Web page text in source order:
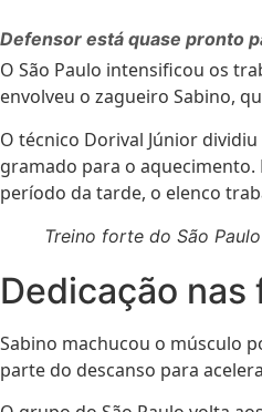
Defensor está quase pronto
O São Paulo intensificou os
envolveu o zagueiro Sabino,
O técnico Dorival Júnior
gramado para o
período da tarde, o elenco
Treino forte do São
Dedicação nas
Sabino machucou o músculo
parte do descanso para